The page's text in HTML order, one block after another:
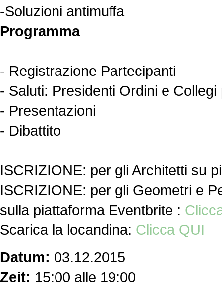
-Soluzioni antimuffa
Programma
- Registrazione Partecipanti
- Saluti: Presidenti Ordini e Collegi
- Presentazioni
- Dibattito
ISCRIZIONE: per gli Architetti su
ISCRIZIONE: per gli Geometri e
sulla piattaforma Eventbrite :
Scarica la locandina: Clicca QUI
Datum: 03.12.2015
Zeit: 15:00 alle 19:00